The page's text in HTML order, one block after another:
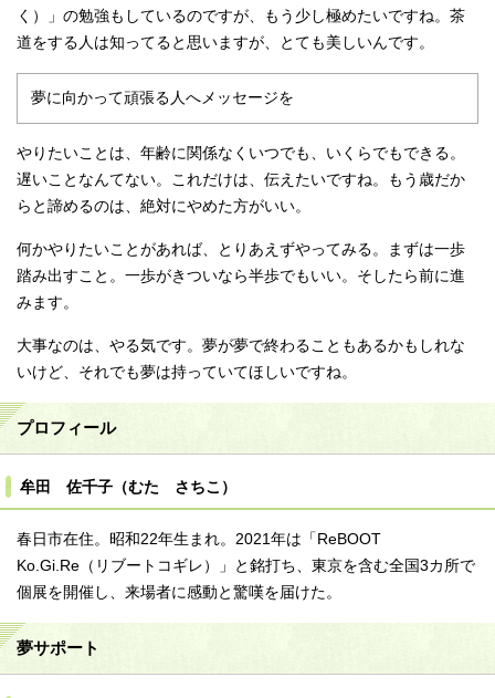
く）」の勉強もしているのですが、もう少し極めたいですね。茶
道をする人は知ってると思いますが、とても美しいんです。
夢に向かって頑張る人へメッセージを
やりたいことは、年齢に関係なくいつでも、いくらでもできる。
遅いことなんてない。これだけは、伝えたいですね。もう歳だか
らと諦めるのは、絶対にやめた方がいい。
何かやりたいことがあれば、とりあえずやってみる。まずは一歩
踏み出すこと。一歩がきついなら半歩でもいい。そしたら前に進
みます。
大事なのは、やる気です。夢が夢で終わることもあるかもしれな
いけど、それでも夢は持っていてほしいですね。
プロフィール
牟田 佐千子（むた さちこ）
春日市在住。昭和22年生まれ。2021年は「ReBOOT
Ko.Gi.Re（リブートコギレ）」と銘打ち、東京を含む全国3カ所で
個展を開催し、来場者に感動と驚嘆を届けた。
夢サポート